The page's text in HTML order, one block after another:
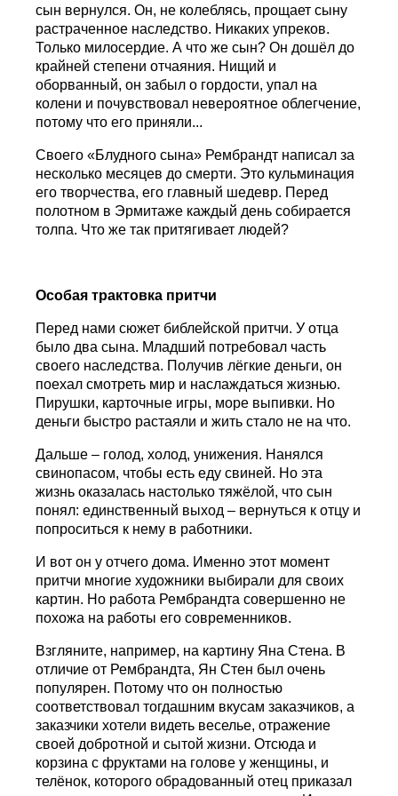
сын вернулся. Он, не колеблясь, прощает сыну
растраченное наследство. Никаких упреков.
Только милосердие. А что же сын? Он дошёл до
крайней степени отчаяния. Нищий и
оборванный, он забыл о гордости, упал на
колени и почувствовал невероятное облегчение,
потому что его приняли...
Своего «Блудного сына» Рембрандт написал за
несколько месяцев до смерти. Это кульминация
его творчества, его главный шедевр. Перед
полотном в Эрмитаже каждый день собирается
толпа. Что же так притягивает людей?
Особая трактовка притчи
Перед нами сюжет библейской притчи. У отца
было два сына. Младший потребовал часть
своего наследства. Получив лёгкие деньги, он
поехал смотреть мир и наслаждаться жизнью.
Пирушки, карточные игры, море выпивки. Но
деньги быстро растаяли и жить стало не на что.
Дальше – голод, холод, унижения. Нанялся
свинопасом, чтобы есть еду свиней. Но эта
жизнь оказалась настолько тяжёлой, что сын
понял: единственный выход – вернуться к отцу и
попроситься к нему в работники.
И вот он у отчего дома. Именно этот момент
притчи многие художники выбирали для своих
картин. Но работа Рембрандта совершенно не
похожа на работы его современников.
Взгляните, например, на картину Яна Стена. В
отличие от Рембрандта, Ян Стен был очень
популярен. Потому что он полностью
соответствовал тогдашним вкусам заказчиков, а
заказчики хотели видеть веселье, отражение
своей добротной и сытой жизни. Отсюда и
корзина с фруктами на голове у женщины, и
телёнок, которого обрадованный отец приказал